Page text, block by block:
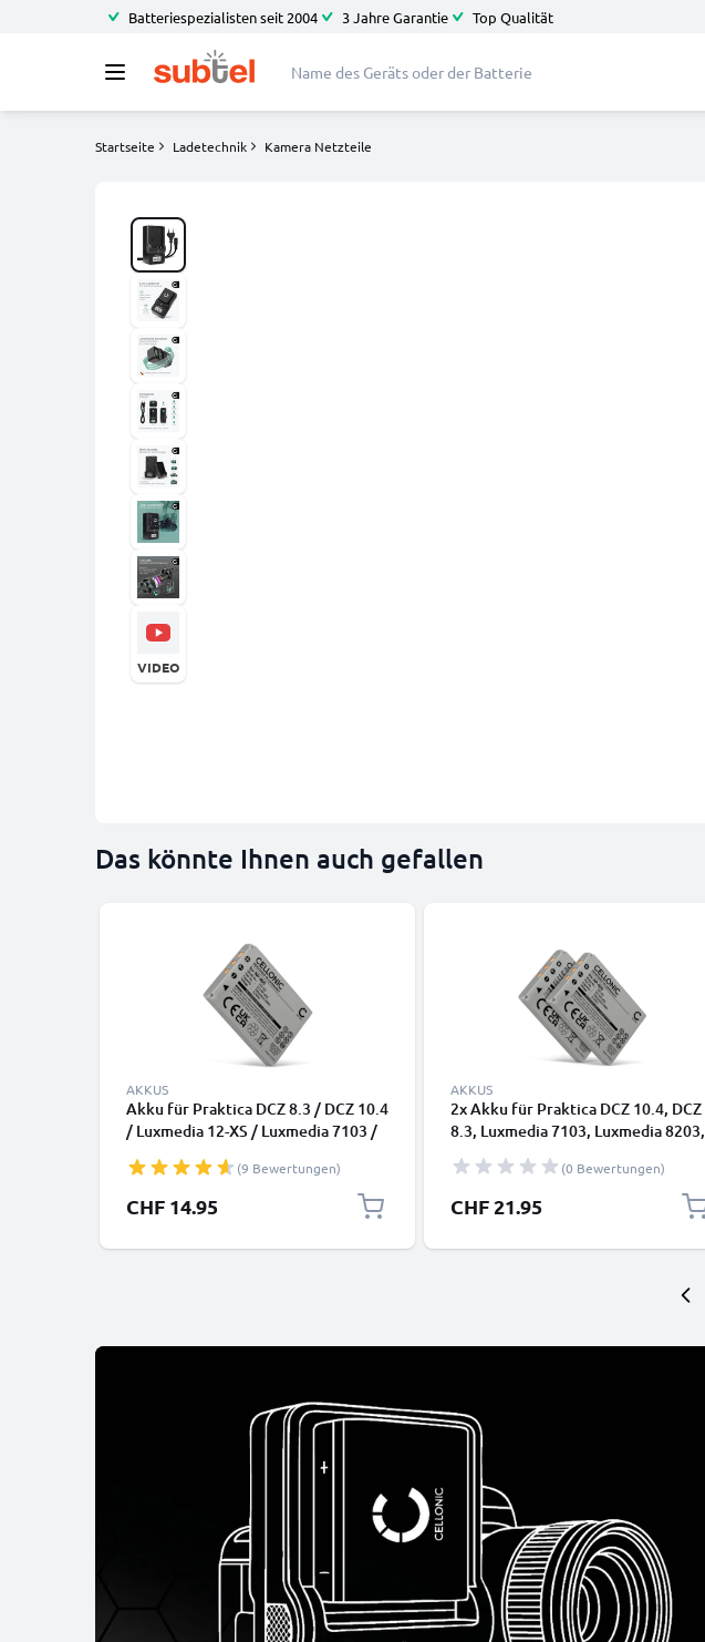
Batteriespezialisten seit 2004 3 Jahre Garantie Top Qualität
Startseite Ladetechnik Kamera Netzteile
VIDEO
Das könnte Ihnen auch gefallen
AKKUS
Akku für Praktica DCZ 8.3 / DCZ 10.4
/ Luxmedia 12-XS / Luxmedia 7103 /
750mAh von CELLONIC(9 Bewertungen)
CHF 14.95
AKKUS
2x Akku für Praktica DCZ 10.4, DCZ
8.3, Luxmedia 7103, Luxmedia 8203,
Luxmedia 8213 750mAh von
CELLONIC
(0 Bewertungen)
CHF 21.95